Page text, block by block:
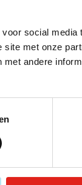
social media
site met onze
andere